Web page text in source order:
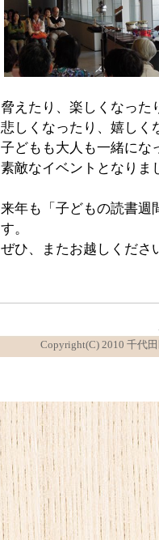
脅えたり、楽しくなった
悲しくなったり、嬉しく
子どもも大人も一緒にな
素敵なイベントとなりま
来年も「子どもの読書週
す。
ぜひ、またお越しくださ
Copyright(C) 2010 千代